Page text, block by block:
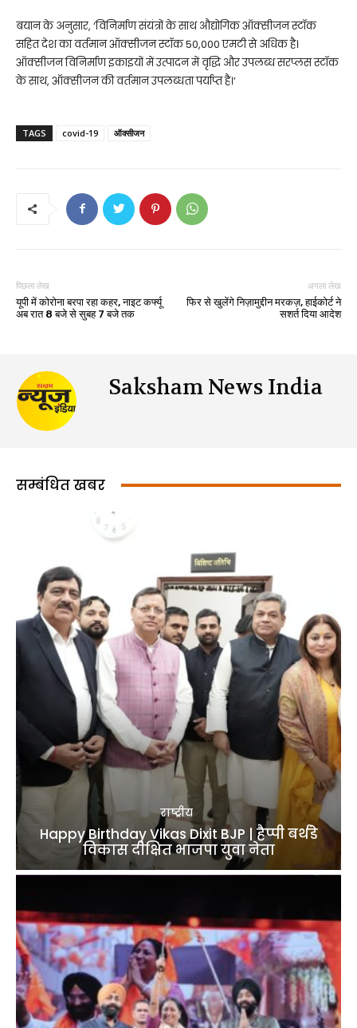
बयान के अनुसार, ‘विनिर्माण संयंत्रों के साथ औद्योगिक ऑक्सीजन स्टॉक
सहित देश का वर्तमान ऑक्सीजन स्टॉक 50,000 एमटी से अधिक है।
ऑक्सीजन विनिर्माण इकाइयों में उत्पादन में वृद्धि और उपलब्ध सरप्लस स्टॉक
के साथ, ऑक्सीजन की वर्तमान उपलब्धता पर्याप्त है।’
TAGS covid-19 ऑक्सीजन
पिछला लेख
यूपी में कोरोना बरपा रहा कहर, नाइट कर्फ्यू
अब रात 8 बजे से सुबह 7 बजे तक
अगला लेख
फिर से खुलेंगे निज़ामुद्दीन मरकज़, हाईकोर्ट ने
सशर्त दिया आदेश
Saksham News India
सम्बंधित खबर
राष्ट्रीय
Happy Birthday Vikas Dixit BJP | हैप्पी बर्थडे
विकास दीक्षित भाजपा युवा नेता